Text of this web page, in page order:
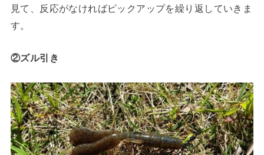
見て、反応がなければピックアップを繰り返していきま
す。
②ズル引き